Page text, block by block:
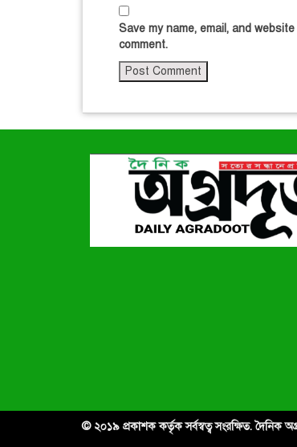
Save my name, email, and
comment.
© ২০১৯ প্রকাশক কর্তৃক সর্বস্বত্ব সংরক্ষিত. দৈনিক